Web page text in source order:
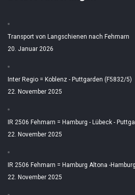
Transport von Langschienen nach Fehmarn
20. Januar 2026
Inter Regio = Koblenz - Puttgarden (F5832/5)
22. November 2025
IR 2506 Fehmarn = Hamburg - Lübeck -
22. November 2025
IR 2506 Fehmarn = Hamburg Altona -
22. November 2025